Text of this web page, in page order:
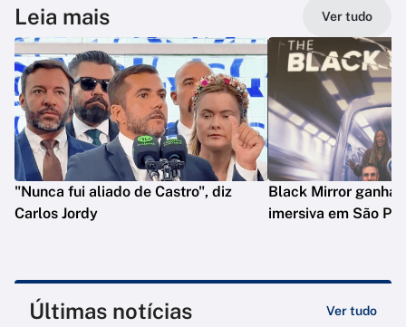
Leia mais Ver tudo
"Nunca fui aliado de Castro", diz
Carlos Jordy
Black Mirror ganha
imersiva em São
Últimas notícias Ver tudo